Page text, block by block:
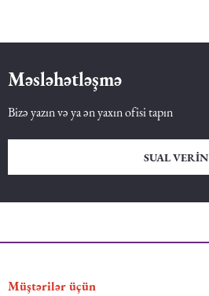
Məsləhətləşmə
Bizə yazın və ya ən yaxın ofisi tapın
SUAL VERIN
Müştərilər üçün